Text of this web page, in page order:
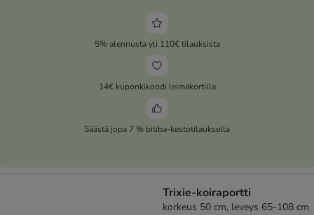
5% alennusta yli 110€ tilauksista
14€ kuponkikoodi leimakortilla
Säästä jopa 7 % bitiba-kestotilauksella
Trixie-koiraportti
korkeus 50 cm, leveys 65-108 cm